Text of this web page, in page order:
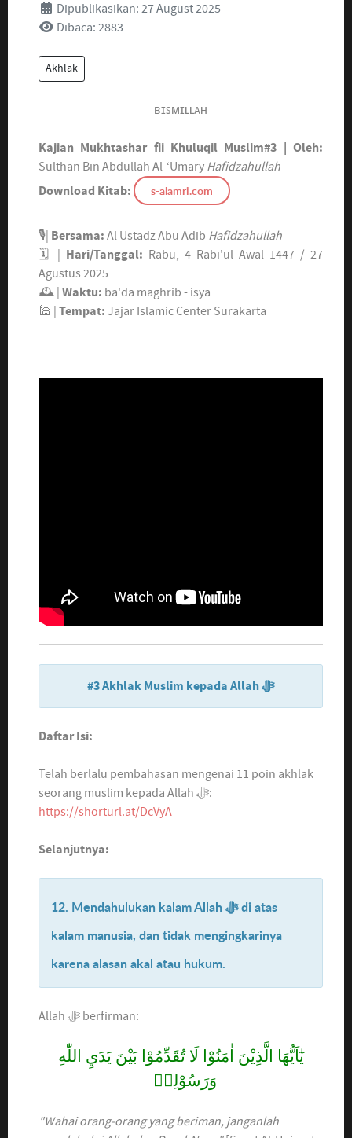
Dipublikasikan: 27 August 2025
Dibaca: 2883
Akhlak
ʙɪꜱᴍɪʟʟᴀʜ
Kajian Mukhtashar fii Khuluqil Muslim#3 | Oleh:
Sulthan Bin Abdullah Al-‘Umary Hafidzahullah
Download Kitab:
s-alamri.com
🎙| Bersama: Al Ustadz Abu Adib Hafidzahullah
🗓 | Hari/Tanggal: Rabu, 4 Rabi'ul Awal 1447 / 27
Agustus 2025
🕰 | Waktu: ba'da maghrib - isya
🕌 | Tempat: Jajar Islamic Center Surakarta
#3 Akhlak Muslim kepada Allah ﷻ
Daftar Isi:
Telah berlalu pembahasan mengenai 11 poin akhlak
seorang muslim kepada Allah ﷻ:
https://shorturl.at/DcVyA
Selanjutnya:
12. Mendahulukan kalam Allah ﷻ di atas
kalam manusia, dan tidak mengingkarinya
karena alasan akal atau hukum.
Allah ﷻ berfirman:
يٰٓاَيُّهَا الَّذِيْنَ اٰمَنُوْا لَا تُقَدِّمُوْا بَيْنَ يَدَيِ اللّٰهِ
وَرَسُوْلِهٖ
"Wahai orang-orang yang beriman, janganlah